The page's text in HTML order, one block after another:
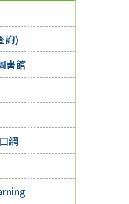
詢)
書館
網